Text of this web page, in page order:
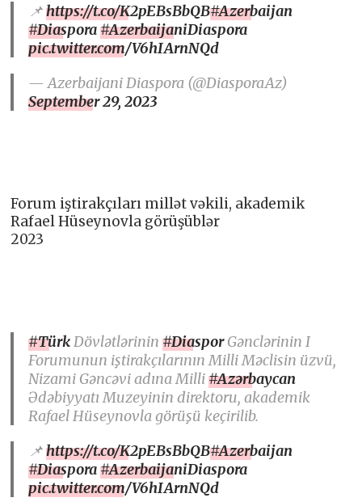
📌https://t.co/K2pEBsBbQB#Azerbaijan
#Diaspora#AzerbaijaniDiaspora
pic.twitter.com/V6hIArnNQd
— Azerbaijani Diaspora (@DiasporaAz)
September 29, 2023
Forum iştirakçıları millət vəkili, akademik
Rafael Hüseynovla görüşüblər
2023
#TürkDövlətlərinin#DiasporGənclərinin I
Forumunun iştirakçılarının Milli Məclisin üzvü,
Nizami Gəncəvi adına Milli#Azərbaycan
Ədəbiyyatı Muzeyinin direktoru, akademik
Rafael Hüseynovla görüşü keçirilib.
📌https://t.co/K2pEBsBbQB#Azerbaijan
#Diaspora#AzerbaijaniDiaspora
pic.twitter.com/V6hIArnNQd